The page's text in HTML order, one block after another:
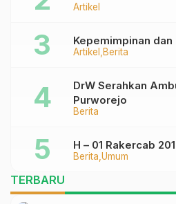
Artikel
Artikel Berita
Kepemimpinan
Berita
DrW Serahkan
Purworejo
Berita Umum
H – 01 Rakercab
TERBARU